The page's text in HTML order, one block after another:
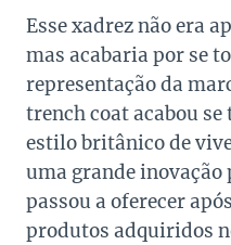
Esse xadrez não era
mas acabaria por se
representação da
trench coat acabou
estilo britânico de
uma grande inovação
passou a oferecer
produtos adquiridos